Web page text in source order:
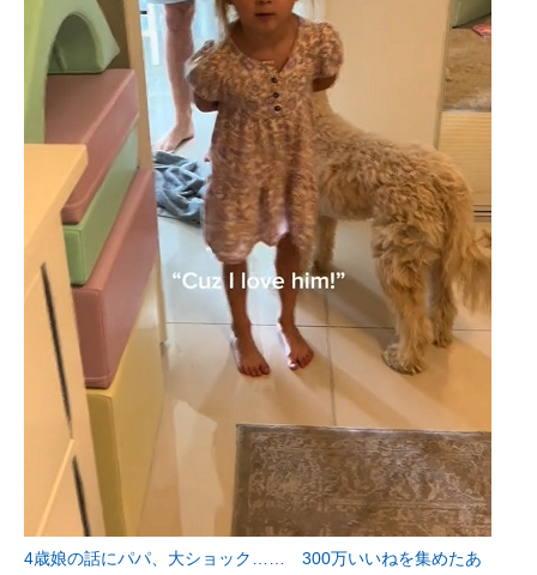
4歳娘の話にパパ、大ショック…… 300万いいねを集めたあ